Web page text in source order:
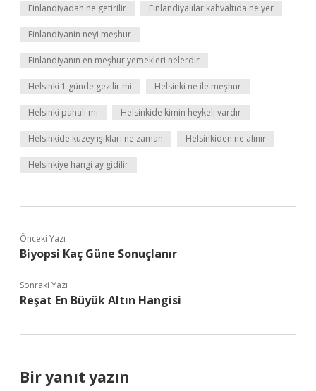
Finlandiyadan ne getirilir Finlandiyalılar kahvaltıda ne yer
Finlandiyanin neyi meşhur
Finlandiyanın en meşhur yemekleri nelerdir
Helsinki 1 günde gezilir mi Helsinki ne ile meşhur
Helsinki pahalı mı Helsinkide kimin heykeli vardır
Helsinkide kuzey ışıkları ne zaman Helsinkiden ne alınır
Helsinkiye hangi ay gidilir
Önceki Yazı
Biyopsi Kaç Güne Sonuçlanır
Sonraki Yazı
Reşat En Büyük Altın Hangisi
Bir yanıt yazın